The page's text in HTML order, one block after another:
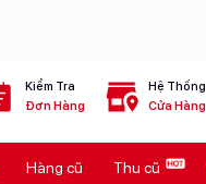
Kiểm Tra
Đơn Hàng
Hệ Thống
Cửa Hàng
Hàng cũ Thu cũ